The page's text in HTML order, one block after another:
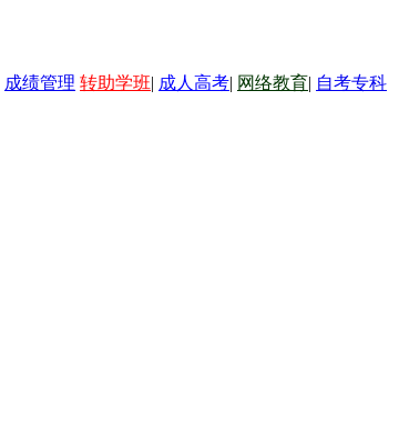
成绩管理 转助学班| 成人高考| 网络教育| 自考专科